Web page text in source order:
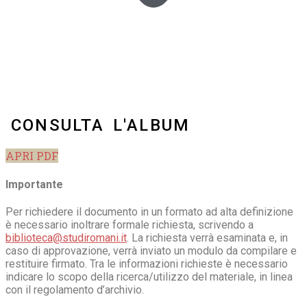
CONSULTA L'ALBUM
APRI PDF
Importante
Per richiedere il documento in un formato ad alta definizione
è necessario inoltrare formale richiesta, scrivendo a
biblioteca@studiromani.it. La richiesta verrà esaminata e, in
caso di approvazione, verrà inviato un modulo da compilare e
restituire firmato. Tra le informazioni richieste è necessario
indicare lo scopo della ricerca/utilizzo del materiale, in linea
con il regolamento d’archivio.